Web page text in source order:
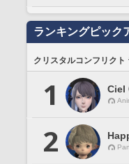
ランキングピック
クリスタルコンフリクト
1 Ciel
2